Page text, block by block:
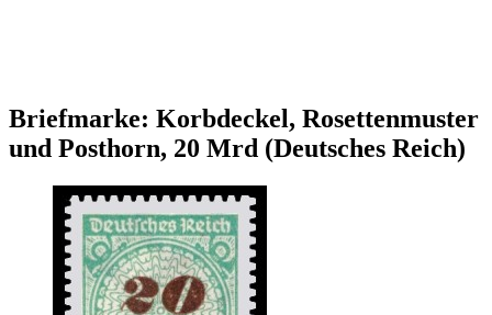
Briefmarke: Korbdeckel, Rosettenmuster
und Posthorn, 20 Mrd (Deutsches Reich)